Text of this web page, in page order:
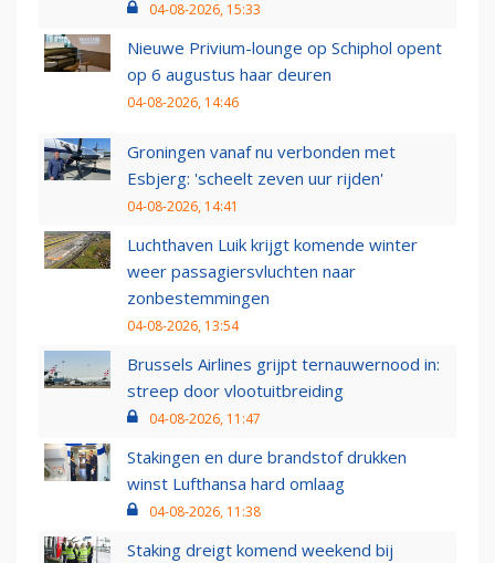
04-08-2026, 15:33
Nieuwe Privium-lounge op Schiphol opent
op 6 augustus haar deuren
04-08-2026, 14:46
Groningen vanaf nu verbonden met
Esbjerg: 'scheelt zeven uur rijden'
04-08-2026, 14:41
Luchthaven Luik krijgt komende winter
weer passagiersvluchten naar
zonbestemmingen
04-08-2026, 13:54
Brussels Airlines grijpt ternauwernood in:
streep door vlootuitbreiding
04-08-2026, 11:47
Stakingen en dure brandstof drukken
winst Lufthansa hard omlaag
04-08-2026, 11:38
Staking dreigt komend weekend bij